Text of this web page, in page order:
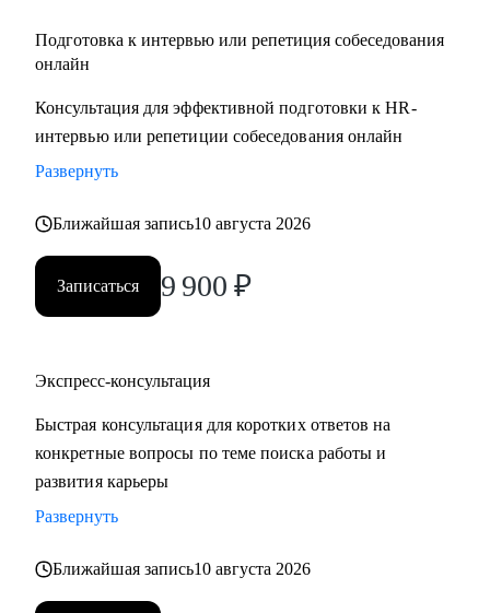
Подготовка к интервью или репетиция собеседования
онлайн
Консультация для эффективной подготовки к HR-
интервью или репетиции собеседования онлайн
Развернуть
Ближайшая запись10 августа 2026
Записаться 9 900 ₽
Экспресс-консультация
Быстрая консультация для коротких ответов на
конкретные вопросы по теме поиска работы и
развития карьеры
Развернуть
Ближайшая запись10 августа 2026